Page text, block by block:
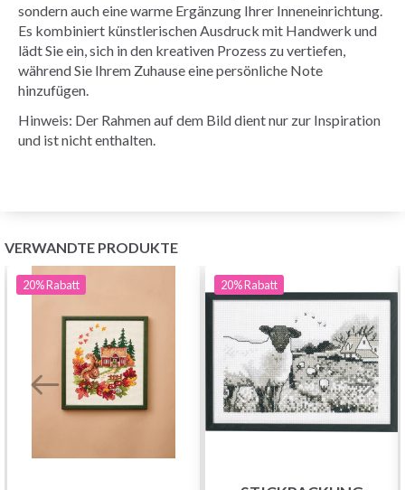
sondern auch eine warme Ergänzung Ihrer Inneneinrichtung.
Es kombiniert künstlerischen Ausdruck mit Handwerk und
lädt Sie ein, sich in den kreativen Prozess zu vertiefen,
während Sie Ihrem Zuhause eine persönliche Note
hinzufügen.
Hinweis: Der Rahmen auf dem Bild dient nur zur Inspiration
und ist nicht enthalten.
VERWANDTE PRODUKTE
20%Rabatt 20%Rabatt